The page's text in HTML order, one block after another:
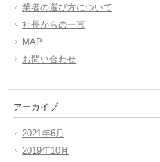
業者の選び方について
社長からの一言
MAP
お問い合わせ
アーカイブ
2021年6月
2019年10月